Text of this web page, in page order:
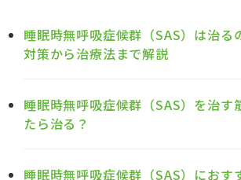
睡眠時無呼吸症候群（SAS）は治る
対策から治療法まで解説
睡眠時無呼吸症候群（SAS）を治す
たら治る？
睡眠時無呼吸症候群（SAS）におす